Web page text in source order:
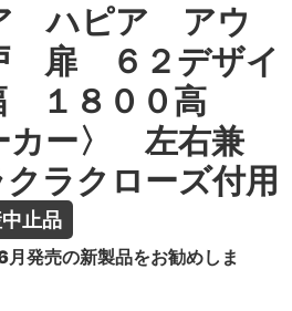
ハピア アウ
扉 ６２デザイ
１８００高
カー〉 左右兼
ラクローズ付用
止品
発売の新製品をお勧めしま